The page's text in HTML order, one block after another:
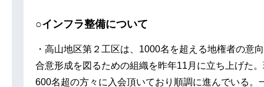
○インフラ整備について
・高山地区第２工区は、1000名を超える地権者の意
合意形成を図るための組織を昨年11月に立ち上げた
600名超の方々に入会頂いており順調に進んでいる。